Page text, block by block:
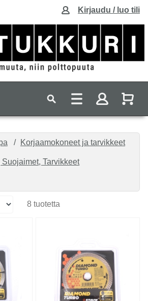
Kirjaudu / luo tili
Korjaamokoneet ja tarvikkeet
Tarvikkeet
8 tuotetta